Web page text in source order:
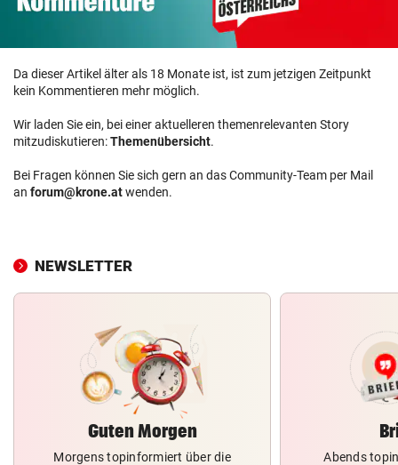
Da dieser Artikel älter als 18 Monate ist, ist zum jetzigen Zeitpunkt
kein Kommentieren mehr möglich.
Wir laden Sie ein, bei einer aktuelleren themenrelevanten Story
mitzudiskutieren:Themenübersicht.
Bei Fragen können Sie sich gern an das Community-Team per Mail
an forum@krone.atwenden.
NEWSLETTER
Guten Morgen
Morgens topinformiert über die
Abends